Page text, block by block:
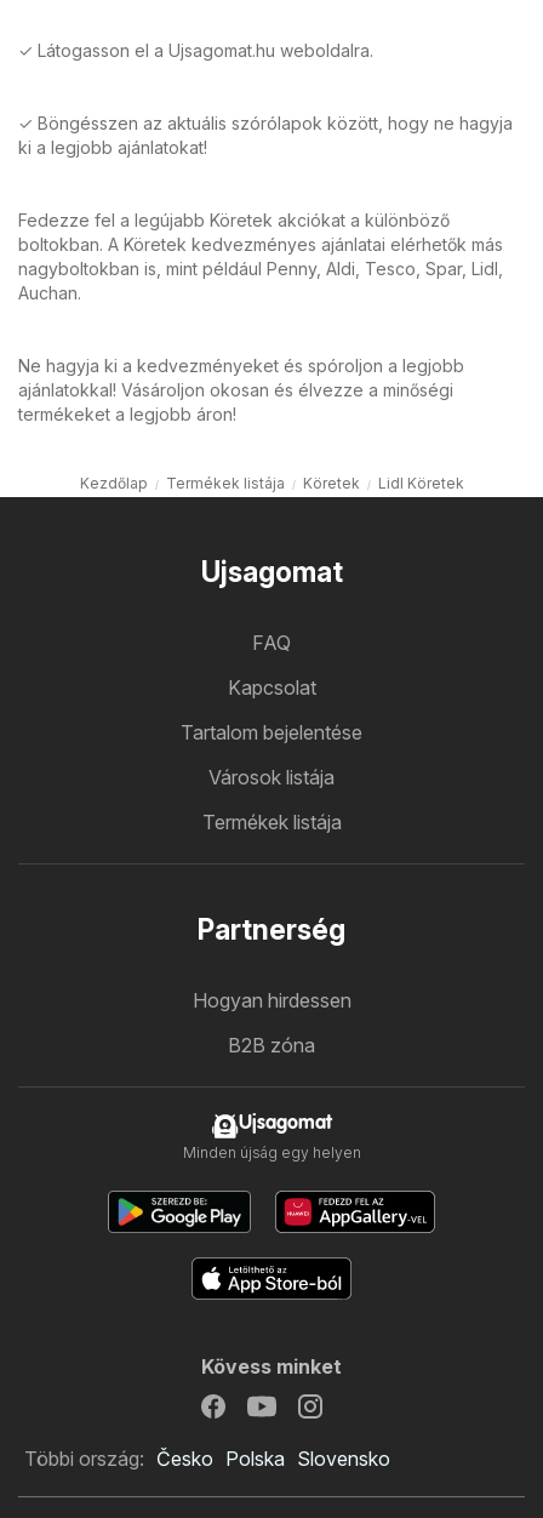
✓ Látogasson el a Ujsagomat.hu weboldalra.
✓ Böngésszen az aktuális szórólapok között, hogy ne hagyja
ki a legjobb ajánlatokat!
Fedezze fel a legújabb Köretek akciókat a különböző
boltokban. A Köretek kedvezményes ajánlatai elérhetők más
nagyboltokban is, mint például Penny, Aldi, Tesco, Spar, Lidl,
Auchan.
Ne hagyja ki a kedvezményeket és spóroljon a legjobb
ajánlatokkal! Vásároljon okosan és élvezze a minőségi
termékeket a legjobb áron!
Kezdőlap Termékek listája Köretek Lidl Köretek
Ujsagomat
FAQ
Kapcsolat
Tartalom bejelentése
Városok listája
Termékek listája
Partnerség
Hogyan hirdessen
B2B zóna
Ujsagomat
Minden újság egy helyen
Kövess minket
Többi ország: Česko Polska Slovensko